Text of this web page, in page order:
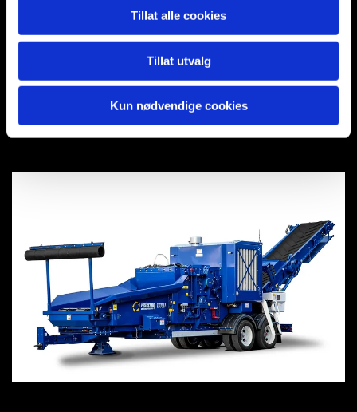
Tillat alle cookies
Tillat utvalg
Kun nødvendige cookies
Forus F 38